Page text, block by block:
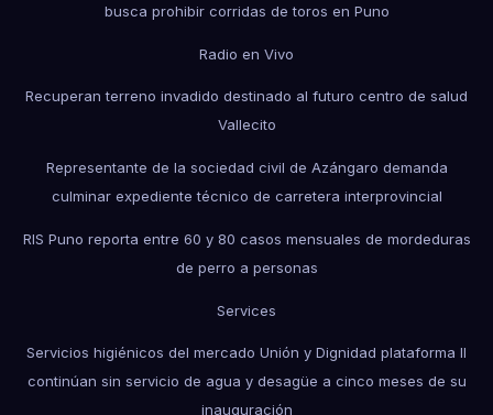
busca prohibir corridas de toros en Puno
Radio en Vivo
Recuperan terreno invadido destinado al futuro centro de salud
Vallecito
Representante de la sociedad civil de Azángaro demanda
culminar expediente técnico de carretera interprovincial
RIS Puno reporta entre 60 y 80 casos mensuales de mordeduras
de perro a personas
Services
Servicios higiénicos del mercado Unión y Dignidad plataforma II
continúan sin servicio de agua y desagüe a cinco meses de su
inauguración